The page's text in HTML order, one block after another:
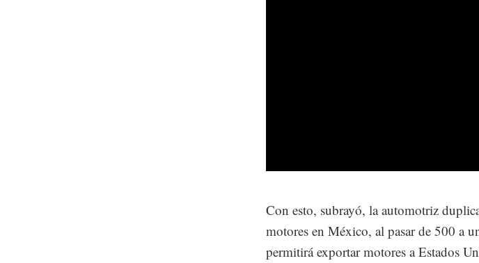
Con esto, subrayó, la automotriz
motores en México, al pasar de 500 a
permitirá exportar motores a Estados